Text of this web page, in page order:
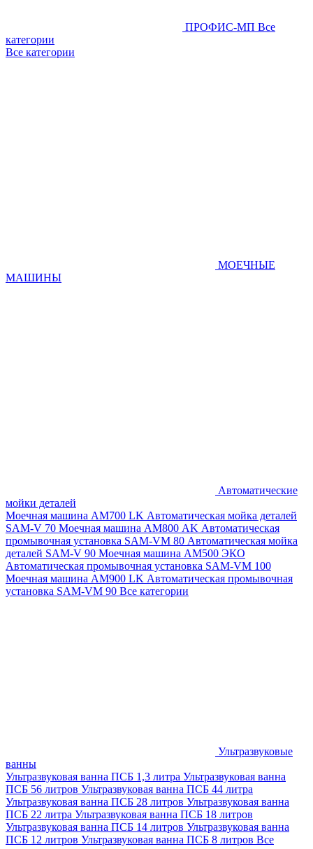
ПРОФИС-МП Все
категории
Все категории
МОЕЧНЫЕ
МАШИНЫ
Автоматические
мойки деталей
Моечная машина AM700 LK Автоматическая мойка деталей
SAM-V 70 Моечная машина АМ800 AK Автоматическая
промывочная установка SAM-VM 80 Автоматическая мойка
деталей SAM-V 90 Моечная машина АМ500 ЭКО
Автоматическая промывочная установка SAM-VM 100
Моечная машина AM900 LK Автоматическая промывочная
установка SAM-VM 90 Все категории
Ультразвуковые
ванны
Ультразвуковая ванна ПСБ 1,3 литра Ультразвуковая ванна
ПСБ 56 литров Ультразвуковая ванна ПСБ 44 литра
Ультразвуковая ванна ПСБ 28 литров Ультразвуковая ванна
ПСБ 22 литра Ультразвуковая ванна ПСБ 18 литров
Ультразвуковая ванна ПСБ 14 литров Ультразвуковая ванна
ПСБ 12 литров Ультразвуковая ванна ПСБ 8 литров Все